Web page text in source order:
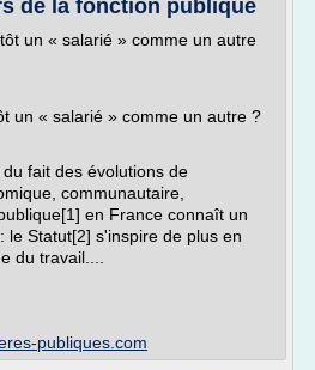
de la fonction publique
un « salarié » comme un autre
un « salarié » comme un autre ?
fait des évolutions de
communautaire,
en France connaît un
le Statut[2] s'inspire de plus en
du travail....
publiques.com